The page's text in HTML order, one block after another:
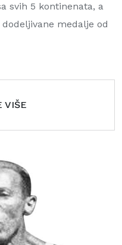
svih 5 kontinenata, a
medalje od
VIŠE